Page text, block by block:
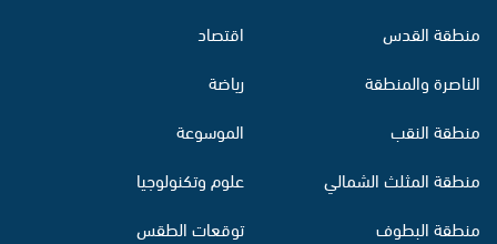
منطقة القدس
الناصرة والمنطقة
منطقة النقب
منطقة المثلث الشمالي
منطقة البطوف
اقتصاد
رياضة
الموسوعة
علوم وتكنولوجيا
توقعات الطقس